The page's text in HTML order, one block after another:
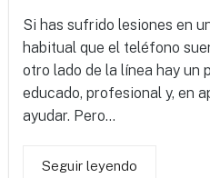
Si has sufrido lesiones en
habitual que el teléfono
otro lado de la línea hay un
educado, profesional y, en
ayudar. Pero...
Seguir leyendo